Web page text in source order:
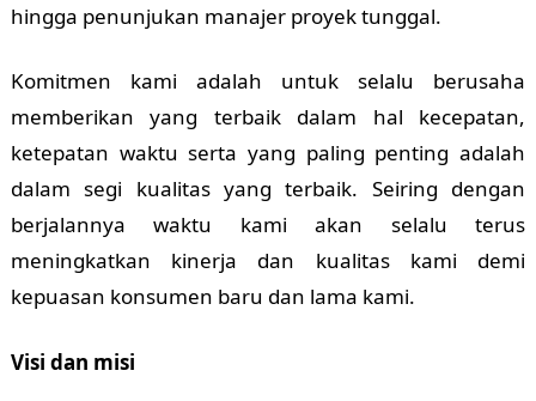
hingga penunjukan manajer proyek tunggal.
Komitmen kami adalah untuk selalu berusaha
memberikan yang terbaik dalam hal kecepatan,
ketepatan waktu serta yang paling penting adalah
dalam segi kualitas yang terbaik. Seiring dengan
berjalannya waktu kami akan selalu terus
meningkatkan kinerja dan kualitas kami demi
kepuasan konsumen baru dan lama kami.
Visi dan misi